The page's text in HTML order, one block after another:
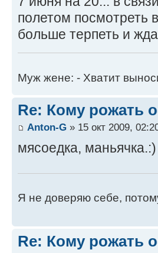
полетом посмотреть
больше терпеть и
Муж жене: - Хватит
Re: Кому рожать
Anton-G » 15 окт 2009,
мясоедка, маньячка.:)
Я не доверяю себе,
Re: Кому рожать